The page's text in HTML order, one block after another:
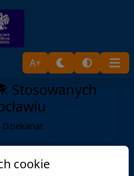
A+
Stosowanych
cookie